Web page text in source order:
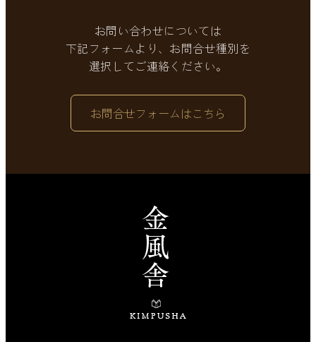
お問い合わせについては
下記フォームより、お問合せ種別を
選択してご連絡ください。
お問合せフォームはこちら